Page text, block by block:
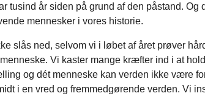
tusind år siden på grund af den påstand. Og
mennesker i vores historie.
slås ned, selvom vi i løbet af året prøver
Vi kaster mange kræfter ind i at
og dét menneske kan verden ikke være
i en vred og fremmedgørende verden. Vi